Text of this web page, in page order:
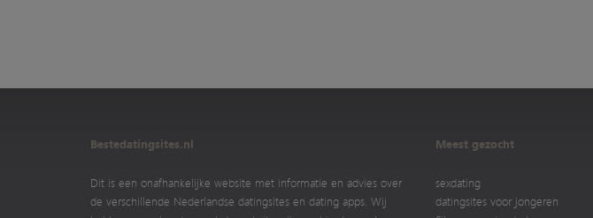
Bestedatingsites.nl
Dit is een onafhankelijke website met informatie en advies over
de verschillende Nederlandse datingsites en dating apps. Wij
Meest gezocht
sexdating
datingsites voor jongeren